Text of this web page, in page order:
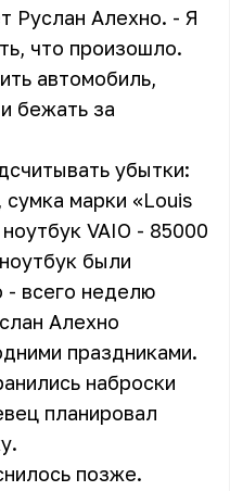
Руслан Алехно. - Я
что произошло.
автомобиль,
бежать за
убытки:
марки «Louis
VAIO - 85000
были
- всего неделю
Алехно
праздниками.
наброски
планировал
позже.